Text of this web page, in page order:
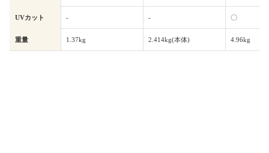
UVカット ‐ ‐ 〇
重量 1.37kg 2.414kg(本体) 4.96kg